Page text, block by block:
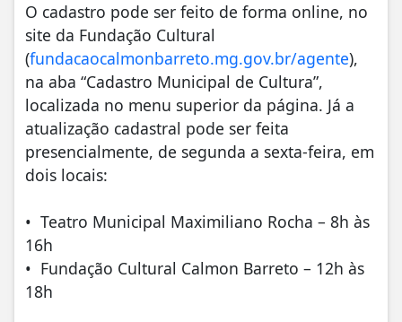
O cadastro pode ser feito de forma online, no
site da Fundação Cultural
(fundacaocalmonbarreto.mg.gov.br/agente),
na aba “Cadastro Municipal de Cultura”,
localizada no menu superior da página. Já a
atualização cadastral pode ser feita
presencialmente, de segunda a sexta-feira, em
dois locais:
• Teatro Municipal Maximiliano Rocha – 8h às
16h
• Fundação Cultural Calmon Barreto – 12h às
18h